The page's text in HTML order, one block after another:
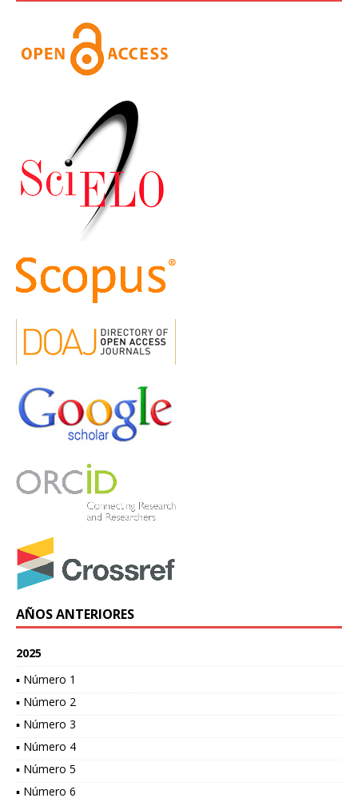
AÑOS ANTERIORES
2025
▪ Número 1
▪ Número 2
▪ Número 3
▪ Número 4
▪ Número 5
▪ Número 6